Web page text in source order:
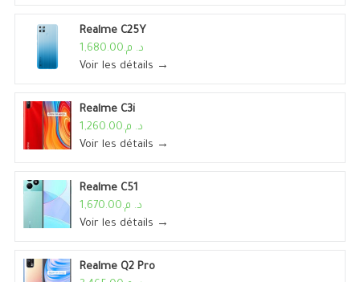
Realme C25Y
د. م.1,680.00
Voir les détails →
Realme C3i
د. م.1,260.00
Voir les détails →
Realme C51
د. م.1,670.00
Voir les détails →
Realme Q2 Pro